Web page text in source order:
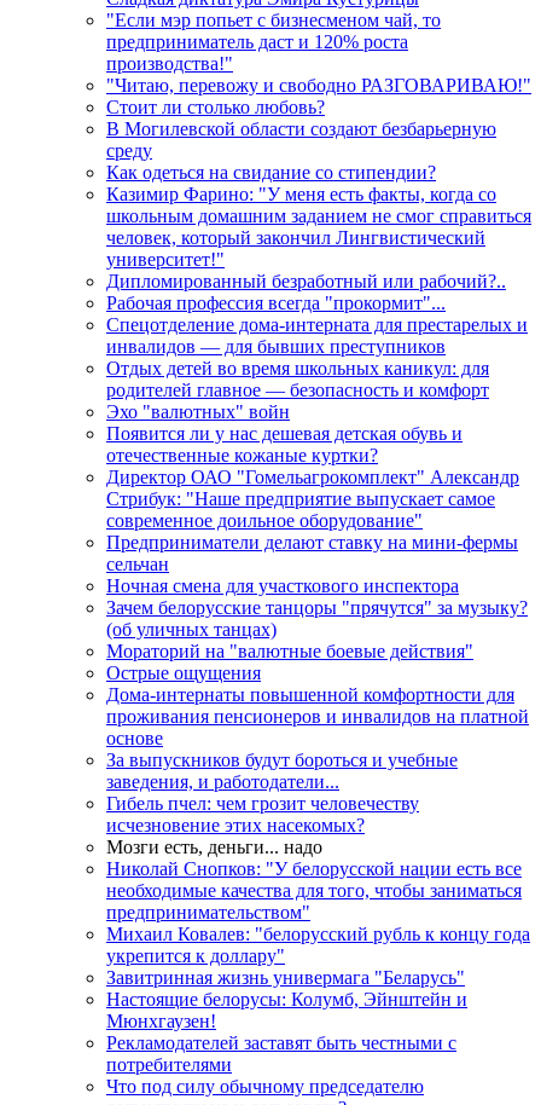
"Если мэр попьет с бизнесменом чай, то
предприниматель даст и 120% роста
производства!"
"Читаю, перевожу и свободно РАЗГОВАРИВАЮ!"
Стоит ли столько любовь?
В Могилевской области создают безбарьерную
среду
Как одеться на свидание со стипендии?
Казимир Фарино: "У меня есть факты, когда со
школьным домашним заданием не смог справиться
человек, который закончил Лингвистический
университет!"
Дипломированный безработный или рабочий?..
Рабочая профессия всегда "прокормит"...
Спецотделение дома-интерната для престарелых и
инвалидов — для бывших преступников
Отдых детей во время школьных каникул: для
родителей главное — безопасность и комфорт
Эхо "валютных" войн
Появится ли у нас дешевая детская обувь и
отечественные кожаные куртки?
Директор ОАО "Гомельагрокомплект" Александр
Стрибук: "Наше предприятие выпускает самое
современное доильное оборудование"
Предприниматели делают ставку на мини-фермы
сельчан
Ночная смена для участкового инспектора
Зачем белорусские танцоры "прячутся" за музыку?
(об уличных танцах)
Мораторий на "валютные боевые действия"
Острые ощущения
Дома-интернаты повышенной комфортности для
проживания пенсионеров и инвалидов на платной
основе
За выпускников будут бороться и учебные
заведения, и работодатели...
Гибель пчел: чем грозит человечеству
исчезновение этих насекомых?
Мозги есть, деньги... надо
Николай Снопков: "У белорусской нации есть все
необходимые качества для того, чтобы заниматься
предпринимательством"
Михаил Ковалев: "белорусский рубль к концу года
укрепится к доллару"
Завитринная жизнь универмага "Беларусь"
Настоящие белорусы: Колумб, Эйнштейн и
Мюнхгаузен!
Рекламодателей заставят быть честными с
потребителями
Что под силу обычному председателю